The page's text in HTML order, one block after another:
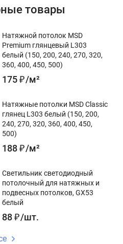
товары
Натяжной потолок MSD
Premium глянцевый L303
белый (150, 200, 240, 270, 320,
360, 400, 450, 500)
175₽/м²
Натяжные потолки MSD Classic
глянец L303 белый (150, 200,
240, 270, 320, 360, 400, 450,
500)
188₽/м²
Светильник светодиодный
потолочный для натяжных и
подвесных потолков, GX53
белый
88₽/шт.